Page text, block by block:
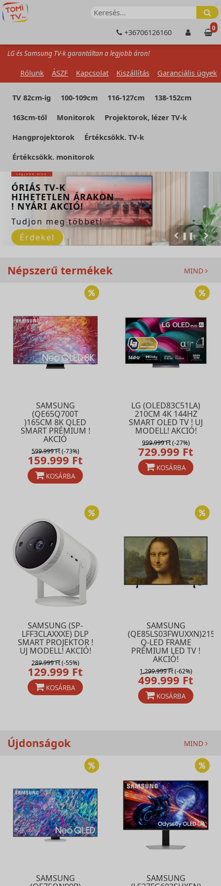
+36706126160 0
LG és Samsung TV-k garantáltan a legjobb áron!
Rólunk ÁSZF Kapcsolat Kiszállítás Garanciális ügyek
TV 82cm-ig 100-109cm 116-127cm
138-152cm
163cm-től
Monitorok
Projektorok, lézer TV-k
Hangprojektorok
Értékcsökk. TV-k
Értékcsökk. monitorok
❚❚
Legjobb áron
ÓRIÁS TV-K
HIHETETLEN ÁRAKON
! NYÁRI AKCIÓ!
Tudjon meg többet!
Érdekel
Népszerű termékek MIND
SAMSUNG
(QE65Q700T
)165CM 8K QLED
SMART PRÉMIUM !
AKCIÓ
599.999 Ft(-73%)
159.999 Ft
KOSÁRBA
LG (OLED83C51LA)
210CM 4K 144HZ
SMART OLED TV ! UJ
MODELL! AKCIÓ!
999.999 Ft(-27%)
729.999 Ft
KOSÁRBA
SAMSUNG (SP-
LFF3CLAXXXE) DLP
SMART PROJEKTOR !
UJ MODELL! AKCIÓ!
289.999 Ft(-55%)
129.999 Ft
KOSÁRBA
SAMSUNG
Q-LED FRAME
PRÉMIUM LED TV !
AKCIÓ!
1.299.999 Ft(-62%)
499.999 Ft
KOSÁRBA
MIND
Újdonságok
SAMSUNG SAMSUNG